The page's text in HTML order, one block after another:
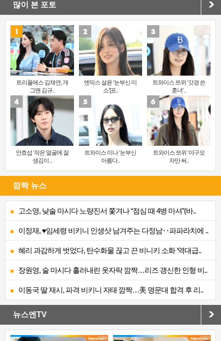
많이 본 포토
트리플에스 김채연, 개
그맨 김규..
엔믹스 설윤 ‘눈부신 미
소’[포..
트와이스 쯔위 ‘갓경 쓴
훈녀’..
안효섭 ‘작은 얼굴에 잘
생김이 ..
트와이스 미나 ‘눈부신
아름다..
트와이스 쯔위 ‘야구모
자만 써..
깜짝 뉴스
고소영, 낮술 마시다 노량진서 쫓겨나 “점심 때 4병 마셔”(바..
이정재, ♥임세령 비키니 인생샷 남겨주는 다정남‥파파라치에 ..
혜리 과감하게 벗었다, 탄수화물 끊고 끈 비니키 소화 ‘역대급..
장원영, 술 마시다 흘러내린 옷자락 깜짝…리즈 갱신한 인형 비..
이동국 딸 재시, 파격 비키니 자태 깜짝…美 명문대 합격 후 리..
뉴스엔TV